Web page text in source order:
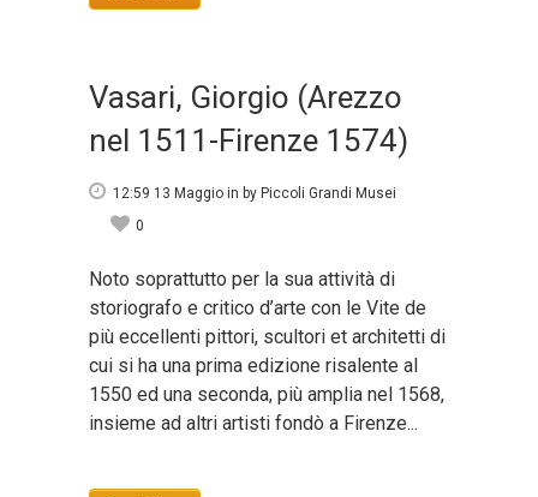
Vasari, Giorgio (Arezzo
nel 1511-Firenze 1574)
12:59 13 Maggio in by Piccoli Grandi Musei
0
Noto soprattutto per la sua attività di
storiografo e critico d’arte con le Vite de
più eccellenti pittori, scultori et architetti di
cui si ha una prima edizione risalente al
1550 ed una seconda, più amplia nel 1568,
insieme ad altri artisti fondò a Firenze...